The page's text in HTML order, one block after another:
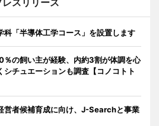
科「半導体工学コース」を設置します
％の飼い主が経験、内約3割が体調を心
シチュエーションも調査【コノコトト
営者候補育成に向け、J-Searchと事業